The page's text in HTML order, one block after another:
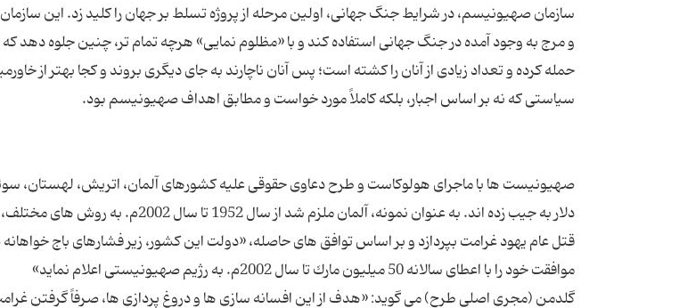
سازمان صهیونیسم، در شرایط جنگ جهانى، اولین مرحله از پروژه تسلط بر جهان را كلید زد. این سازمان،
و مرج به وجود آمده در جنگ جهانى استفاده كند و با «مظلوم نمایى» هرچه تمام تر، چنین جلوه دهد
حمله كرده و تعداد زیادى از آنان را كشته است؛ پس آنان ناچارند به جاى دیگرى بروند و كجا بهتر از
صهیونیست ها با ماجراى هولوكاست و طرح دعاوى حقوقى علیه كشورهاى آلمان، اتریش، لهستان،
دلار به جیب زده اند. به عنوان نمونه، آلمان ملزم شد از
قتل عام یهود غرامت بپردازد و بر اساس توافق هاى حاصله، «دولت این كشور، زیر فشارهاى باج
گلدمن (مجرى اصلى طرح) مى گوید: «هدف از این افسانه سازى ها و دروغ پردازى ها، صرفاً گرفتن